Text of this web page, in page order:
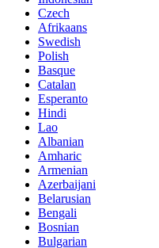
Czech
Afrikaans
Swedish
Polish
Basque
Catalan
Esperanto
Hindi
Lao
Albanian
Amharic
Armenian
Azerbaijani
Belarusian
Bengali
Bosnian
Bulgarian